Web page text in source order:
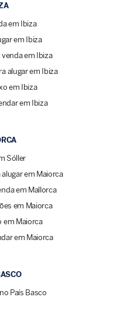
em Ibiza
em Ibiza
em Ibiza
alugar em Ibiza
em Ibiza
em Ibiza
Sóller
em Maiorca
em Mallorca
em Maiorca
em Maiorca
em Maiorca
País Basco